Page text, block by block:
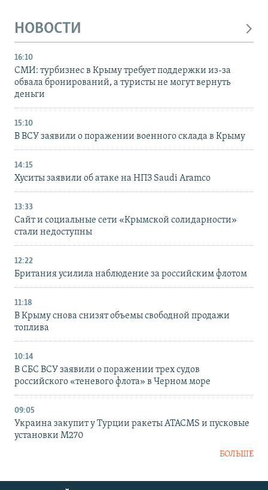
НОВОСТИ
16:10
СМИ: турбизнес в Крыму требует поддержки из-за
обвала бронирований, а туристы не могут вернуть
деньги
15:10
В ВСУ заявили о поражении военного склада в Крыму
14:15
Хуситы заявили об атаке на НПЗ Saudi Aramco
13:33
Сайт и социальные сети «Крымской солидарности»
стали недоступны
12:22
Британия усилила наблюдение за российским флотом
11:18
В Крыму снова снизят объемы свободной продажи
топлива
10:14
В СБС ВСУ заявили о поражении трех судов
российского «теневого флота» в Черном море
09:05
Украина закупит у Турции ракеты ATACMS и пусковые
установки M270
БОЛЬШЕ